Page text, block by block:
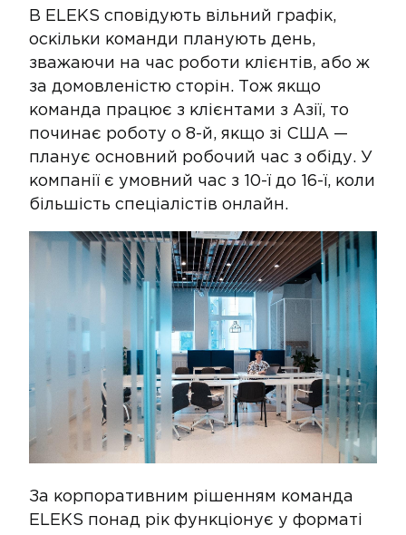
В ELEKS сповідують вільний графік,
оскільки команди планують день,
зважаючи на час роботи клієнтів, або ж
за домовленістю сторін. Тож якщо
команда працює з клієнтами з Азії, то
починає роботу о 8-й, якщо зі США —
планує основний робочий час з обіду. У
компанії є умовний час з 10-ї до 16-ї, коли
більшість спеціалістів онлайн.
За корпоративним рішенням команда
ELEKS понад рік функціонує у форматі